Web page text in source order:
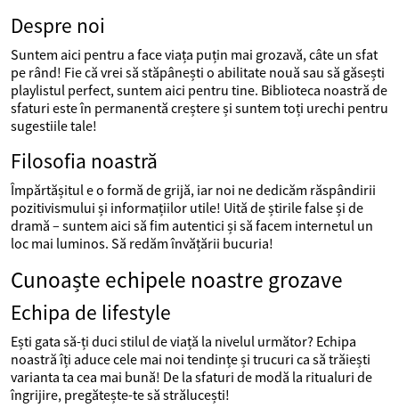
Despre noi
Suntem aici pentru a face viața puțin mai grozavă, câte un sfat
pe rând! Fie că vrei să stăpânești o abilitate nouă sau să găsești
playlistul perfect, suntem aici pentru tine. Biblioteca noastră de
sfaturi este în permanentă creștere și suntem toți urechi pentru
sugestiile tale!
Filosofia noastră
Împărtășitul e o formă de grijă, iar noi ne dedicăm răspândirii
pozitivismului și informațiilor utile! Uită de știrile false și de
dramă – suntem aici să fim autentici și să facem internetul un
loc mai luminos. Să redăm învățării bucuria!
Cunoaște echipele noastre grozave
Echipa de lifestyle
Ești gata să-ți duci stilul de viață la nivelul următor? Echipa
noastră îți aduce cele mai noi tendințe și trucuri ca să trăiești
varianta ta cea mai bună! De la sfaturi de modă la ritualuri de
îngrijire, pregătește-te să strălucești!